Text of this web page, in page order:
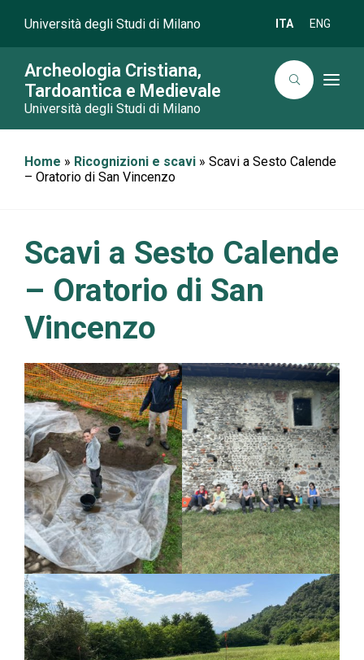
Università degli Studi di Milano ITA ENG
Archeologia Cristiana,
Tardoantica e Medievale
Università degli Studi di Milano
T
Home » Ricognizioni e scavi » Scavi a Sesto Calende
– Oratorio di San Vincenzo
Scavi a Sesto Calende
– Oratorio di San
Vincenzo